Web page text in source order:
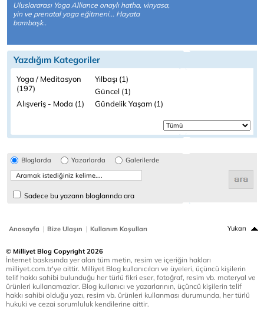
Uluslararası Yoga Alliance onaylı hatha, vinyasa,
yin ve prenatal yoga eğitmeni... Hayata
bambaşk..
Yazdığım Kategoriler
Yoga / Meditasyon
(197)
Yılbaşı (1)
Güncel (1)
Alışveriş - Moda (1)
Gündelik Yaşam (1)
Bloglarda Yazarlarda Galerilerde
Sadece bu yazarın bloglarında ara
Anasayfa | Bize Ulaşın | Kullanım Koşulları Yukarı
© Milliyet Blog Copyright 2026
İnternet baskısında yer alan tüm metin, resim ve içeriğin hakları
milliyet.com.tr'ye aittir. Milliyet Blog kullanıcıları ve üyeleri, üçüncü kişilerin
telif hakkı sahibi bulunduğu her türlü fikri eser, fotoğraf, resim vb. materyal ve
ürünleri kullanamazlar. Blog kullanıcı ve yazarlarının, üçüncü kişilerin telif
hakkı sahibi olduğu yazı, resim vb. ürünleri kullanması durumunda, her türlü
hukuki ve cezai sorumluluk kendilerine aittir.